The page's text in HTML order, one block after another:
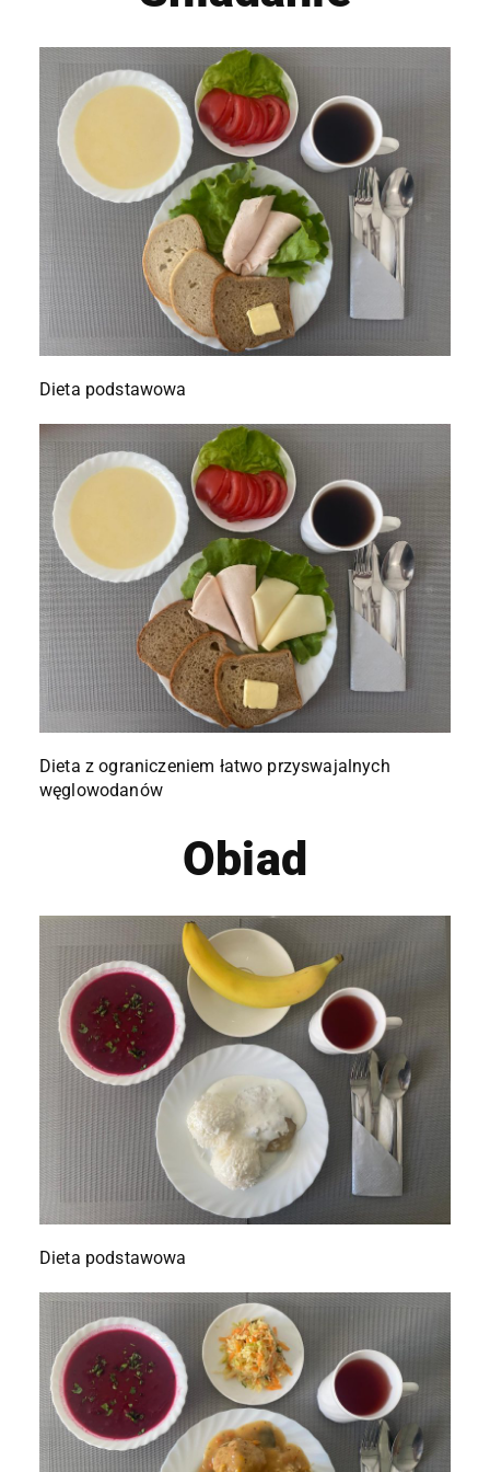
Dieta podstawowa
Dieta z ograniczeniem łatwo przyswajalnych
węglowodanów
Obiad
Dieta podstawowa